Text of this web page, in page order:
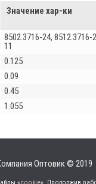
Значение хар-ки
8502.3716-24, 8512.3716-
11
0.125
0.09
0.45
1.055
Оптовик © 2019
«cookie». Продолжив